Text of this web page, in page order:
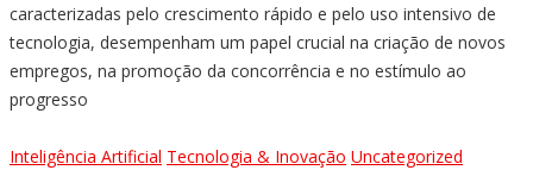
caracterizadas pelo crescimento rápido e pelo uso intensivo de
tecnologia, desempenham um papel crucial na criação de novos
empregos, na promoção da concorrência e no estímulo ao
progresso
Inteligência Artificial Tecnologia & Inovação Uncategorized